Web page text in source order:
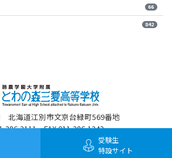
66
842
北海道江別市文京台緑町569番地
386-3111 FAX 011-386-1243
受験生
特設サイト